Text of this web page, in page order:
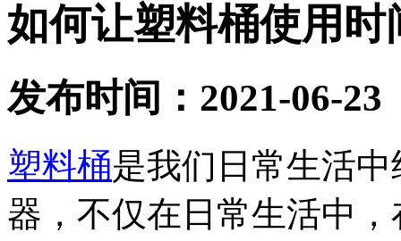
如何让塑料桶使用时
发布时间：2021-06-23
塑料桶是我们日常生活
器，不仅在日常生活中